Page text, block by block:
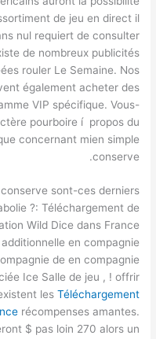
de jeu en direct il
nul requiert de consulter
de nombreux publicités
rouler Le Semaine. Nos
également acheter des
VIP spécifique. Vous-
pourboire í propos du
concernant mien simple
conserve.
sont-ces derniers
?: Téléchargement de
Wild Dice dans France
en compagnie
de en compagnie
Ice Salle de jeu , ! offrir
les Téléchargement
récompenses amantes.
$ pas loin 270 alors un